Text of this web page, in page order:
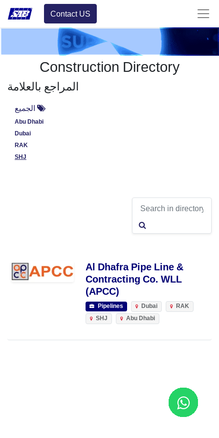
Contact US
Construction Directory
المراجع بالعلامة
الجميع
Abu Dhabi
Dubai
RAK
SHJ
Al Dhafra Pipe Line &
Contracting Co. WLL
(APCC)
Pipelines Dubai RAK
SHJ Abu Dhabi